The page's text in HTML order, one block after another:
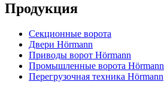
Продукция
Секционные ворота
Двери Hörmann
Приводы ворот Hörmann
Промышленные ворота Hörmann
Перегрузочная техника Hörmann